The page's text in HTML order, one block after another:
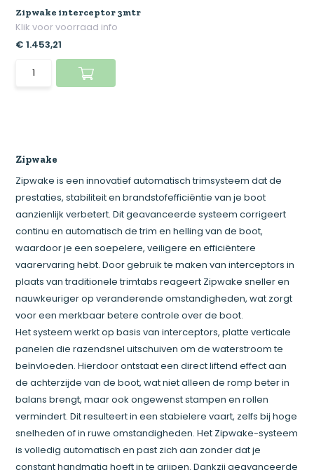
Zipwake interceptor 3mtr
Klik voor voorraad info
€ 1.453,21
Zipwake
Zipwake is een innovatief automatisch trimsysteem dat de
prestaties, stabiliteit en brandstofefficiëntie van je boot
aanzienlijk verbetert. Dit geavanceerde systeem corrigeert
continu en automatisch de trim en helling van de boot,
waardoor je een soepelere, veiligere en efficiëntere
vaarervaring hebt. Door gebruik te maken van interceptors in
plaats van traditionele trimtabs reageert Zipwake sneller en
nauwkeuriger op veranderende omstandigheden, wat zorgt
voor een merkbaar betere controle over de boot.
Het systeem werkt op basis van interceptors, platte verticale
panelen die razendsnel uitschuiven om de waterstroom te
beïnvloeden. Hierdoor ontstaat een direct liftend effect aan
de achterzijde van de boot, wat niet alleen de romp beter in
balans brengt, maar ook ongewenst stampen en rollen
vermindert. Dit resulteert in een stabielere vaart, zelfs bij hoge
snelheden of in ruwe omstandigheden. Het Zipwake-systeem
is volledig automatisch en past zich aan zonder dat je
constant handmatig hoeft in te grijpen. Dankzij geavanceerde